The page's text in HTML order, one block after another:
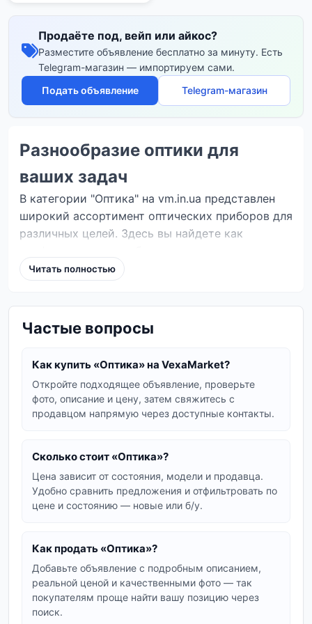
Продаёте под, вейп или айкос?
Разместите объявление бесплатно за минуту. Есть
Telegram-магазин — импортируем сами.
Подать объявление
Telegram-магазин
Разнообразие оптики для
ваших задач
В категории "Оптика" на vm.in.ua представлен
широкий ассортимент оптических приборов для
различных целей. Здесь вы найдете как
наблюдения, так и аксессуары для
повседневного использования. Мы собрали
всей Украины, чтобы вы могли купить оптику,
соответствующую вашим потребностям и
Виды оптических приборов
Наш каталог включает множество типов
: от компактных моделей для
биноклей для наблюдения за дикой
природой.
прицелы для охотничьего оружия,
обеспечивающие точность стрельбы.
Тепловизоры и тепловизионные прицелы
незаменимы для охоты в темное время
суток и поиска объектов в сложных
Читать полностью
Частые вопросы
Как купить «Оптика» на VexaMarket?
Откройте подходящее объявление, проверьте
фото, описание и цену, затем свяжитесь с
продавцом напрямую через доступные контакты.
Сколько стоит «Оптика»?
Цена зависит от состояния, модели и продавца.
Удобно сравнить предложения и отфильтровать по
цене и состоянию — новые или б/у.
Как продать «Оптика»?
Добавьте объявление с подробным описанием,
реальной ценой и качественными фото — так
покупателям проще найти вашу позицию через
поиск.